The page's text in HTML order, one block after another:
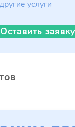
услуги
Оставить заявку